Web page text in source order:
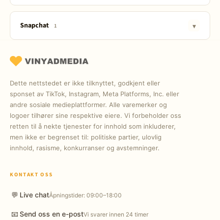
Følgere
Snapchat 1 ▾
Dette nettstedet er ikke tilknyttet, godkjent eller
sponset av TikTok, Instagram, Meta Platforms, Inc. eller
andre sosiale medieplattformer. Alle varemerker og
logoer tilhører sine respektive eiere. Vi forbeholder oss
retten til å nekte tjenester for innhold som inkluderer,
men ikke er begrenset til: politiske partier, ulovlig
innhold, rasisme, konkurranser og avstemninger.
KONTAKT OSS
💬 Live chatÅpningstider: 09:00–18:00
📧Send oss en e-postVi svarer innen 24 timer